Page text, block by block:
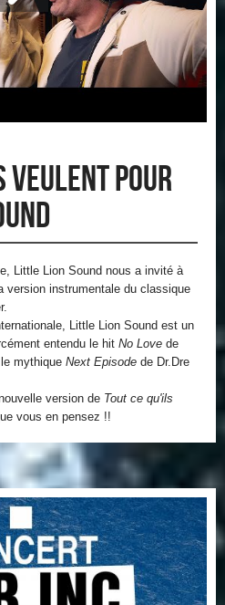
veulent pour
Little Lion Sound nous a invité à
version instrumentale du classique
Little Lion Sound est un
entendu le hit No Love de
mythique Next Episode de Dr.Dre
version de Tout ce qu'ils
vous en pensez !!